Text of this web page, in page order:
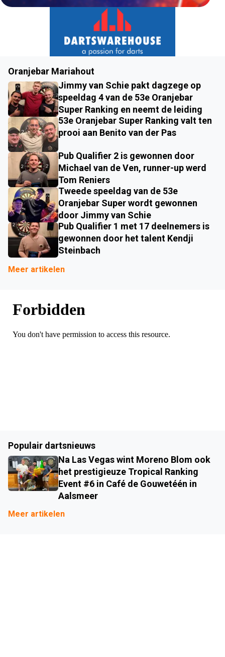
Oranjebar Mariahout
Jimmy van Schie pakt dagzege op
speeldag 4 van de 53e Oranjebar
Super Ranking en neemt de leiding
53e Oranjebar Super Ranking valt ten
prooi aan Benito van der Pas
Pub Qualifier 2 is gewonnen door
Michael van de Ven, runner-up werd
Tom Reniers
Tweede speeldag van de 53e
Oranjebar Super wordt gewonnen
door Jimmy van Schie
Pub Qualifier 1 met 17 deelnemers is
gewonnen door het talent Kendji
Steinbach
Meer artikelen
Populair dartsnieuws
Na Las Vegas wint Moreno Blom ook
het prestigieuze Tropical Ranking
Event #6 in Café de Gouwetéén in
Aalsmeer
Meer artikelen